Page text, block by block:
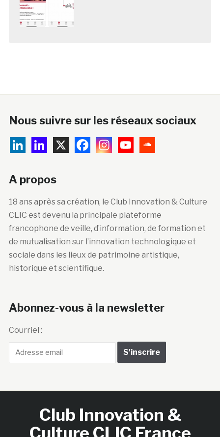
Nous suivre sur les réseaux sociaux
A propos
18 ans après sa création, le Club Innovation & Culture
CLIC est devenu la principale plateforme
francophone de veille, d’information, de formation et
de mutualisation sur l’innovation technologique et
sociale dans les lieux de patrimoine artistique,
historique et scientifique.
Abonnez-vous à la newsletter
Courriel :
Club Innovation &
Culture CLIC France